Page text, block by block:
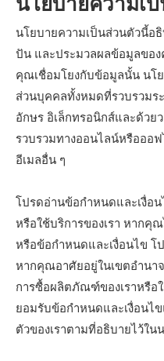
นโยบายความเป็นส่วนตัวนี้อ
ปัน และประมวลผลข้อมูลขอ
คุณเชื่อมโยงกับข้อมูลนั้น นโ
ส่วนบุคคลทั้งหมดที่รวบรวมร
อักษร อิเล็กทรอนิกส์และด้ว
รวบรวมทางออนไลน์หรือออฟ
อีเมลอื่น ๆ
โปรดอ่านข้อกำหนดและเงื่อ
หรือใช้บริการของเรา หากคุ
หรือข้อกำหนดและเงื่อนไข โ
หากคุณอาศัยอยู่ในเขตอำนา
การซื้อผลิตภัณฑ์ของเราหรือ
ยอมรับข้อกำหนดและเงื่อนไ
ตัวของเราตามที่อธิบายไว้ใน